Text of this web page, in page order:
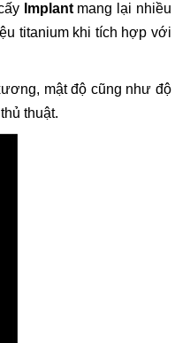
Implantmang lại nhiều
titanium khi tích hợp với
mật độ cũng như độ
thuật.